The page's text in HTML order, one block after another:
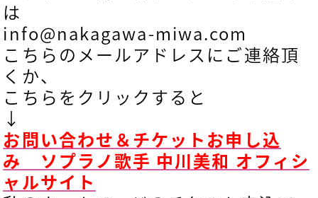
は
info@nakagawa-miwa.com
こちらのメールアドレスにご連絡頂
くか、
こちらをクリックすると
↓
お問い合わせ＆チケットお申し込
み ソプラノ歌手 中川美和 オフィシ
ャルサイト